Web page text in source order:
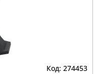
274453